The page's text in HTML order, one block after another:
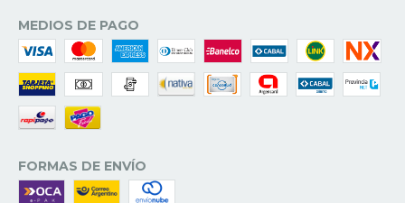
MEDIOS DE PAGO
FORMAS DE ENVÍO